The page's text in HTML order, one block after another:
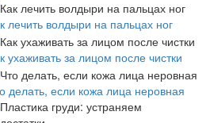
лечить волдыри на пальцах ног
ухаживать за лицом после чистки
делать, если кожа лица неровная